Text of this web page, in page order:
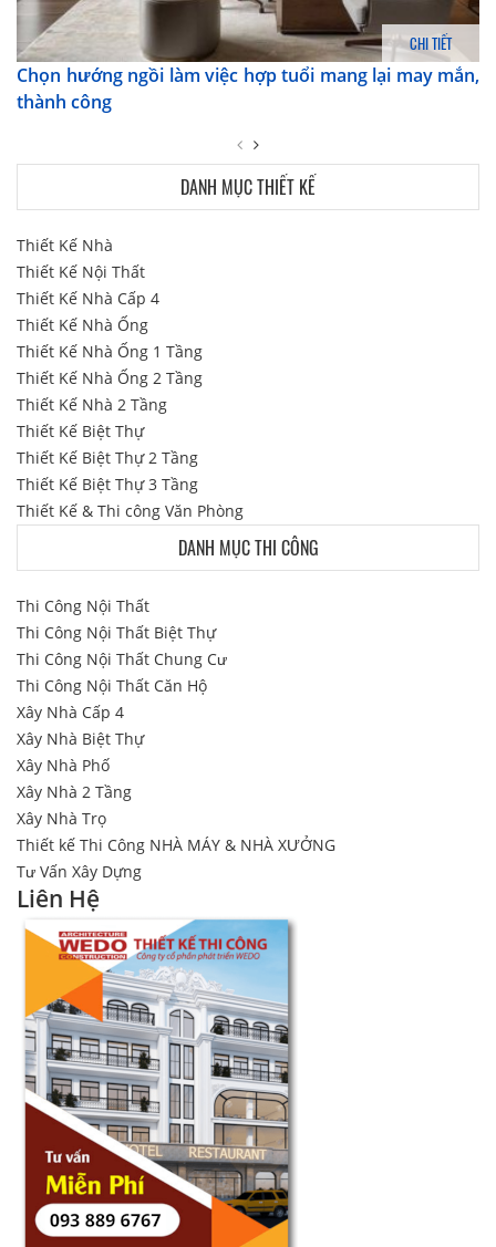
CHI TIẾT
Chọn hướng ngồi làm việc hợp tuổi mang lại may mắn,
thành công
DANH MỤC THIẾT KẾ
Thiết Kế Nhà
Thiết Kế Nội Thất
Thiết Kế Nhà Cấp 4
Thiết Kế Nhà Ống
Thiết Kế Nhà Ống 1 Tầng
Thiết Kế Nhà Ống 2 Tầng
Thiết Kế Nhà 2 Tầng
Thiết Kế Biệt Thự
Thiết Kế Biệt Thự 2 Tầng
Thiết Kế Biệt Thự 3 Tầng
Thiết Kế & Thi công Văn Phòng
DANH MỤC THI CÔNG
Thi Công Nội Thất
Thi Công Nội Thất Biệt Thự
Thi Công Nội Thất Chung Cư
Thi Công Nội Thất Căn Hộ
Xây Nhà Cấp 4
Xây Nhà Biệt Thự
Xây Nhà Phố
Xây Nhà 2 Tầng
Xây Nhà Trọ
Thiết kế Thi Công NHÀ MÁY & NHÀ XƯỞNG
Tư Vấn Xây Dựng
Liên Hệ